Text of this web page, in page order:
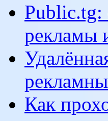
Public.tg:
рекламы
Как